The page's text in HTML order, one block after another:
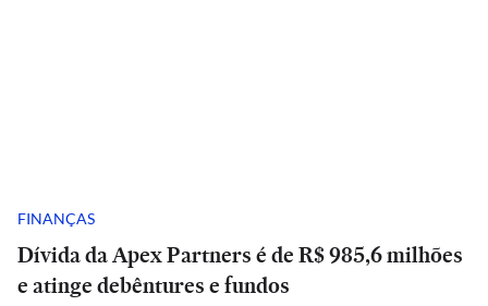
FINANÇAS
Dívida da Apex Partners é de R$ 985,6 milhões
e atinge debêntures e fundos